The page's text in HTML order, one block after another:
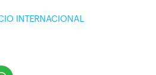
INTERNACIONAL